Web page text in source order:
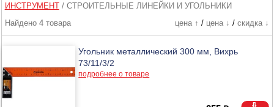
ИНСТРУМЕНТ/ СТРОИТЕЛЬНЫЕ ЛИНЕЙКИ И УГОЛЬНИКИ
Найдено 4 товара
цена ↑ / цена ↓ / скидка ↓
Угольник металлический 300 мм, Вихрь
73/11/3/2
подробнее о товаре